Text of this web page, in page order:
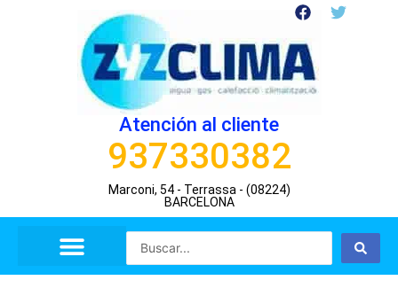
F
e
b
o
T
Atención al cliente
937330382
Marconi, 54 - Terrassa - (08224)
BARCELONA
Search